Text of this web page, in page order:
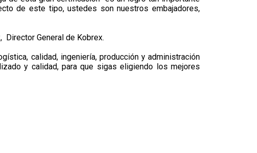
de este tipo, ustedes son nuestros embajadores,
Director General de Kobrex.
calidad, ingeniería, producción y administración
y calidad, para que sigas eligiendo los mejores